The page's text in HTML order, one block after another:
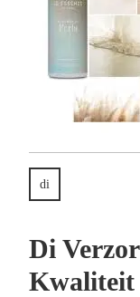
di
Di
Kwaliteit